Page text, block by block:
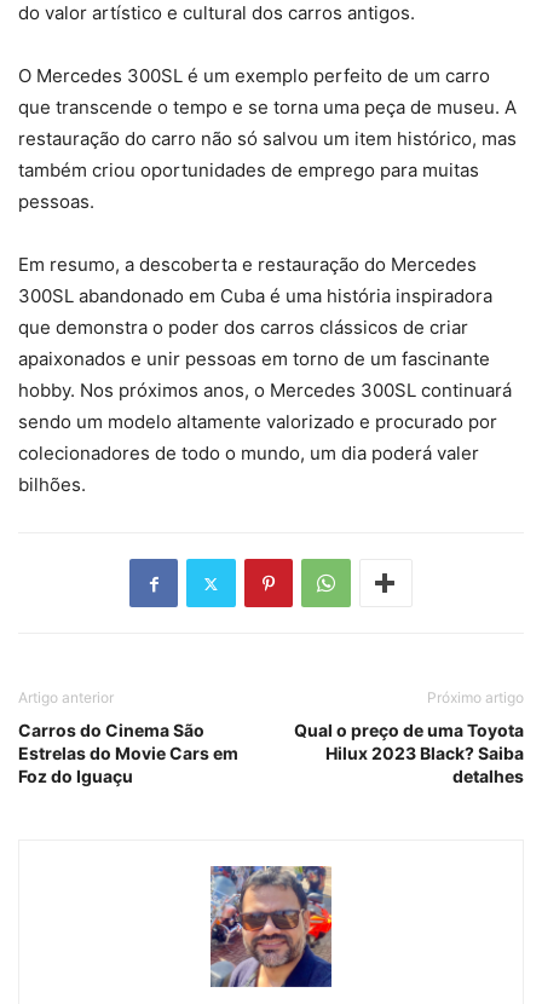
do valor artístico e cultural dos carros antigos.
O Mercedes 300SL é um exemplo perfeito de um carro
que transcende o tempo e se torna uma peça de museu. A
restauração do carro não só salvou um item histórico, mas
também criou oportunidades de emprego para muitas
pessoas.
Em resumo, a descoberta e restauração do Mercedes
300SL abandonado em Cuba é uma história inspiradora
que demonstra o poder dos carros clássicos de criar
apaixonados e unir pessoas em torno de um fascinante
hobby. Nos próximos anos, o Mercedes 300SL continuará
sendo um modelo altamente valorizado e procurado por
colecionadores de todo o mundo, um dia poderá valer
bilhões.
Artigo anterior
Carros do Cinema São
Estrelas do Movie Cars em
Foz do Iguaçu
Próximo artigo
Qual o preço de uma Toyota
Hilux 2023 Black? Saiba
detalhes